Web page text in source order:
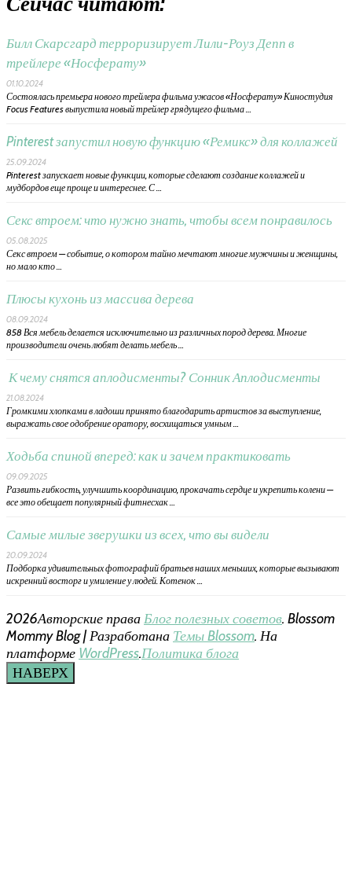
Билл Скарсгард терроризирует Лили-Роуз Депп в
трейлере «Носферату»
01.10.2024
Состоялась премьера нового трейлера фильма ужасов «Носферату» Киностудия
Focus Features выпустила новый трейлер грядущего фильма …
Pinterest запустил новую функцию «Ремикс» для коллажей
25.09.2024
Pinterest запускает новые функции, которые сделают создание коллажей и
мудбордов еще проще и интереснее. С …
Секс втроем: что нужно знать, чтобы всем понравилось
05.08.2025
Секс втроем — событие, о котором тайно мечтают многие мужчины и женщины,
но мало кто …
Плюсы кухонь из массива дерева
08.09.2024
858 Вся мебель делается исключительно из различных пород дерева. Многие
производители очень любят делать мебель …
К чему снятся аплодисменты? Сонник Аплодисменты
21.08.2024
Громкими хлопками в ладоши принято благодарить артистов за выступление,
выражать свое одобрение оратору, восхищаться умным …
Ходьба спиной вперед: как и зачем практиковать
09.09.2025
Развить гибкость, улучшить координацию, прокачать сердце и укрепить колени —
все это обещает популярный фитнесхак …
Самые милые зверушки из всех, что вы видели
20.09.2024
Подборка удивительных фотографий братьев наших меньших, которые вызывают
искренний восторг и умиление у людей. Котенок …
2026Авторские праваБлог полезных советов. Blossom
Mommy Blog | Разработана Темы Blossom. На
платформе WordPress.Политика блога
НАВЕРХ